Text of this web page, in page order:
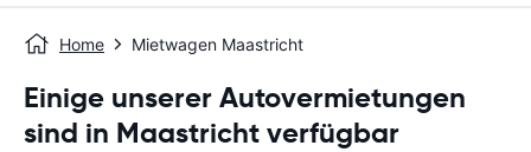
Home Mietwagen Maastricht
Einige unserer Autovermietungen
sind in Maastricht verfügbar